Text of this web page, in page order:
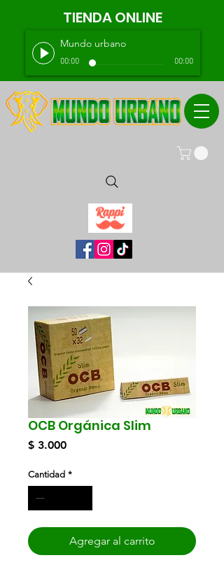
TIENDA ONLINE
Mundo urbano
00:00 00:00
OCB Orgánica Slim
$ 3.000Precio
Cantidad *
Agregar al carrito